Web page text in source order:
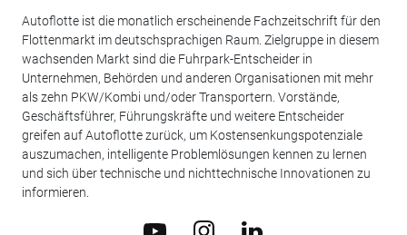
Autoflotte ist die monatlich erscheinende Fachzeitschrift für den
Flottenmarkt im deutschsprachigen Raum. Zielgruppe in diesem
wachsenden Markt sind die Fuhrpark-Entscheider in
Unternehmen, Behörden und anderen Organisationen mit mehr
als zehn PKW/Kombi und/oder Transportern. Vorstände,
Geschäftsführer, Führungskräfte und weitere Entscheider
greifen auf Autoflotte zurück, um Kostensenkungspotenziale
auszumachen, intelligente Problemlösungen kennen zu lernen
und sich über technische und nichttechnische Innovationen zu
informieren.